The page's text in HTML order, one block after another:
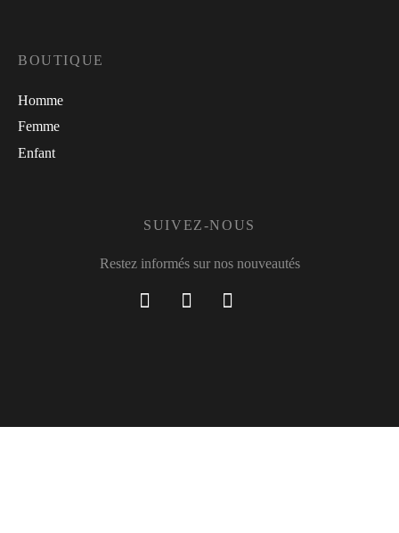
BOUTIQUE
Homme
Femme
Enfant
SUIVEZ-NOUS
Restez informés sur nos nouveautés